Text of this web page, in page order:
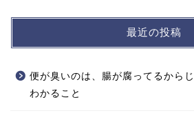
最近の投稿
便が臭いのは、腸が腐ってるから
わかること